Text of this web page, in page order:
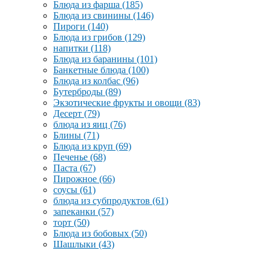
Блюда из фарша (185)
Блюда из свинины (146)
Пироги (140)
Блюда из грибов (129)
напитки (118)
Блюда из баранины (101)
Банкетные блюда (100)
Блюда из колбас (96)
Бутерброды (89)
Экзотические фрукты и овощи (83)
Десерт (79)
блюда из яиц (76)
Блины (71)
Блюда из круп (69)
Печенье (68)
Паста (67)
Пирожное (66)
соусы (61)
блюда из субпродуктов (61)
запеканки (57)
торт (50)
Блюда из бобовых (50)
Шашлыки (43)